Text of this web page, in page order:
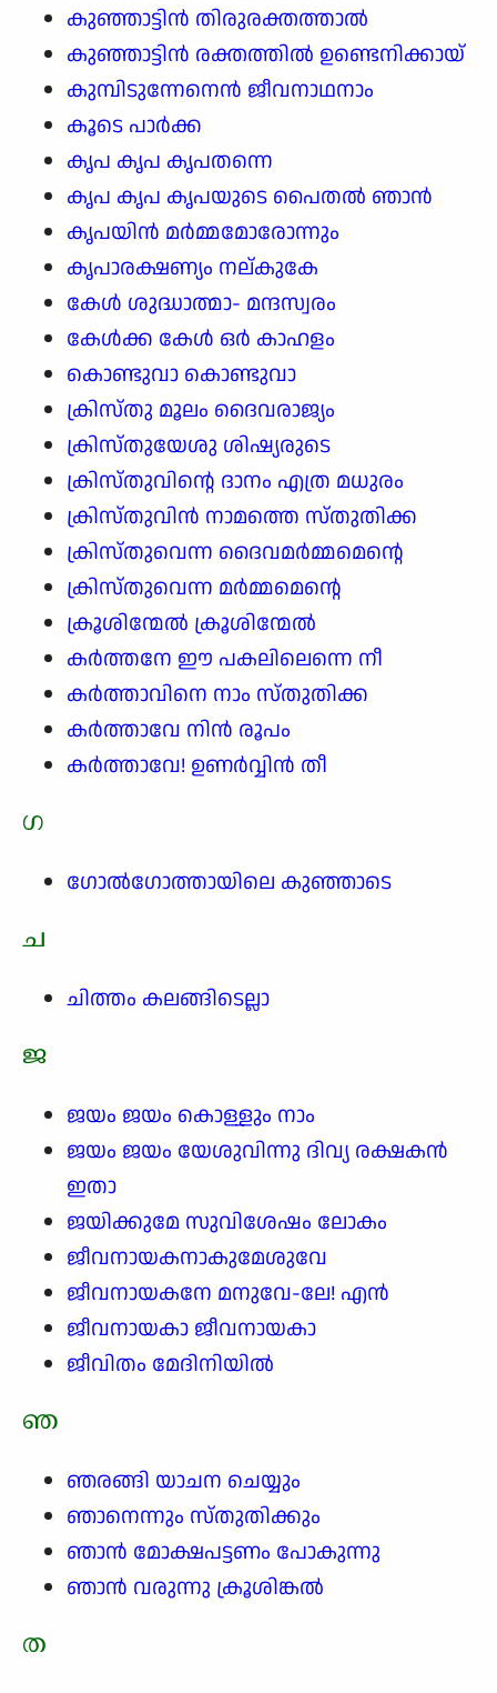
കുഞ്ഞാട്ടിൻ തിരുരക്തത്താൽ
കുഞ്ഞാട്ടിൻ രക്തത്തിൽ ഉണ്ടെനിക്കായ്
കുമ്പിടുന്നേനെൻ ജീവനാഥനാം
കൂടെ പാർക്ക
കൃപ കൃപ കൃപതന്നെ
കൃപ കൃപ കൃപയുടെ പൈതൽ ഞാൻ
കൃപയിൻ മർമ്മമോരോന്നും
കൃപാരക്ഷണ്യം നല്കുകേ
കേൾ ശുദ്ധാത്മാ- മന്ദസ്വരം
കേൾക്ക കേൾ ഒർ കാഹളം
കൊണ്ടുവാ കൊണ്ടുവാ
ക്രിസ്തു മൂലം ദൈവരാജ്യം
ക്രിസ്തുയേശു ശിഷ്യരുടെ
ക്രിസ്തുവിന്റെ ദാനം എത്ര മധുരം
ക്രിസ്തുവിൻ നാമത്തെ സ്തുതിക്ക
ക്രിസ്തുവെന്ന ദൈവമർമ്മമെന്റെ
ക്രിസ്തുവെന്ന മർമ്മമെന്റെ
ക്രൂശിന്മേൽ ക്രൂശിന്മേൽ
കർത്തനേ ഈ പകലിലെന്നെ നീ
കർത്താവിനെ നാം സ്തുതിക്ക
കർത്താവേ നിൻ രൂപം
കർത്താവേ! ഉണർവ്വിൻ തീ
ഗ
ഗോൽഗോത്തായിലെ കുഞ്ഞാടെ
ച
ചിത്തം കലങ്ങിടെല്ലാ
ജ
ജയം ജയം കൊള്ളും നാം
ജയം ജയം യേശുവിന്നു ദിവ്യ രക്ഷകൻ
ഇതാ
ജയിക്കുമേ സുവിശേഷം ലോകം
ജീവനായകനാകുമേശുവേ
ജീവനായകനേ മനുവേ-ലേ! എൻ
ജീവനായകാ ജീവനായകാ
ജീവിതം മേദിനിയിൽ
ഞ
ഞരങ്ങി യാചന ചെയ്യും
ഞാനെന്നും സ്തുതിക്കും
ഞാൻ മോക്ഷപട്ടണം പോകുന്നു
ഞാൻ വരുന്നു ക്രൂശിങ്കൽ
ത